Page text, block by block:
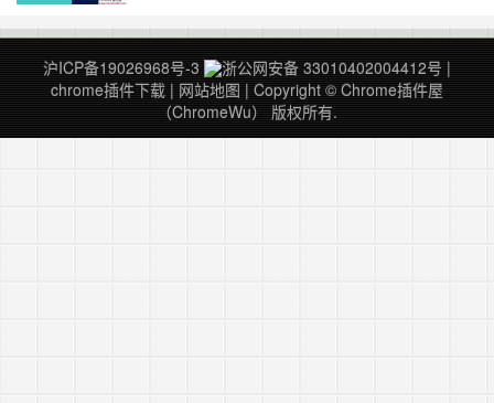
阅读 »
沪ICP备19026968号-3
浙公网安备 33010402004412号 |
chrome插件下载 | 网站地图 | Copyright © Chrome插件屋
（ChromeWu） 版权所有.